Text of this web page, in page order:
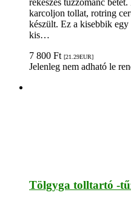
rekeszes tűzzománc
karcoljon tollat, rotring
készült. Ez a kisebbik
kis…
7 800 Ft [21.29EUR]
Jelenleg nem adható le
Tölgyga tolltartó -